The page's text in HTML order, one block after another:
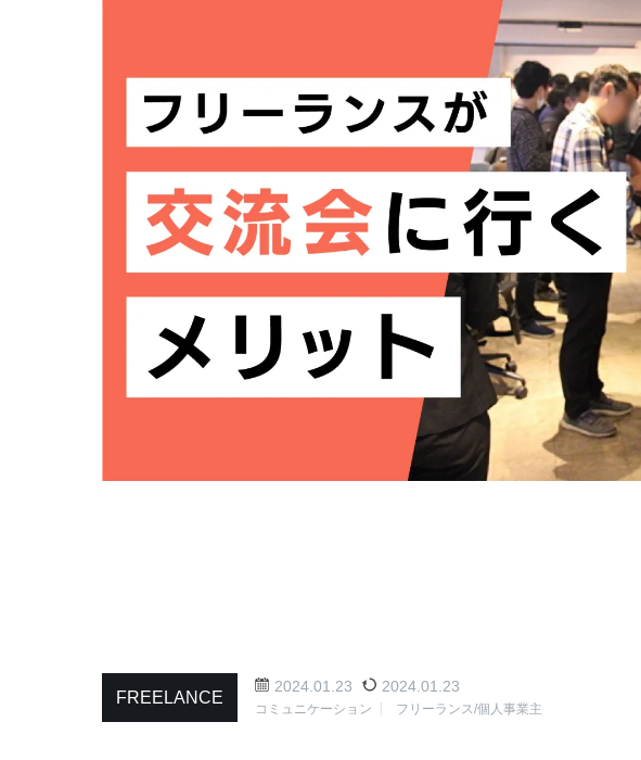
FREELANCE
2024.01.23 2024.01.23
コミュニケーション フリーランス/個人事業主